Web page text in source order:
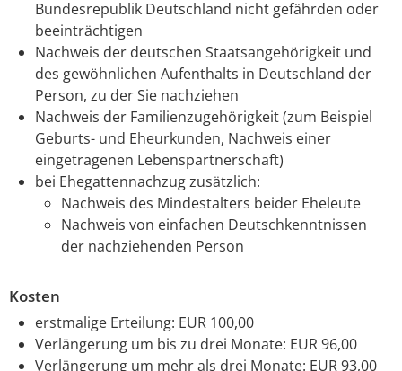
Bundesrepublik Deutschland nicht gefährden oder
beeinträchtigen
Nachweis der deutschen Staatsangehörigkeit und
des gewöhnlichen Aufenthalts in Deutschland der
Person, zu der Sie nachziehen
Nachweis der Familienzugehörigkeit (zum Beispiel
Geburts- und Eheurkunden, Nachweis einer
eingetragenen Lebenspartnerschaft)
bei Ehegattennachzug zusätzlich:
Nachweis des Mindestalters beider Eheleute
Nachweis von einfachen Deutschkenntnissen
der nachziehenden Person
Kosten
erstmalige Erteilung: EUR 100,00
Verlängerung um bis zu drei Monate: EUR 96,00
Verlängerung um mehr als drei Monate: EUR 93,00